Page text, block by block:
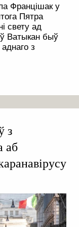
Францішак у
Пятра
свету ад
ў Ватыкан быў
з
з
аб